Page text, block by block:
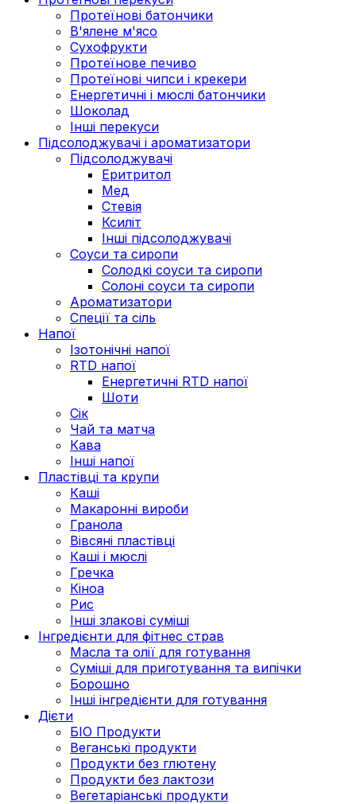
Протеїнові батончики
В'ялене м'ясо
Сухофрукти
Протеїнове печиво
Протеїнові чипси і крекери
Енергетичні і мюслі батончики
Шоколад
Інші перекуси
Підсолоджувачі і ароматизатори
Підсолоджувачі
Еритритол
Мед
Стевія
Ксиліт
Інші підсолоджувачі
Соуси та сиропи
Солодкі соуси та сиропи
Солоні соуси та сиропи
Ароматизатори
Спеції та сіль
Напої
Ізотонічні напої
RTD напої
Енергетичні RTD напої
Шоти
Сік
Чай та матча
Кава
Інші напої
Пластівці та крупи
Каші
Макаронні вироби
Гранола
Вівсяні пластівці
Каші і мюслі
Гречка
Кіноа
Рис
Інші злакові суміші
Інгредієнти для фітнес страв
Масла та олії для готування
Суміші для приготування та випічки
Борошно
Інші інгредієнти для готування
Дієти
БІО Продукти
Веганські продукти
Продукти без глютену
Продукти без лактози
Вегетаріанські продукти